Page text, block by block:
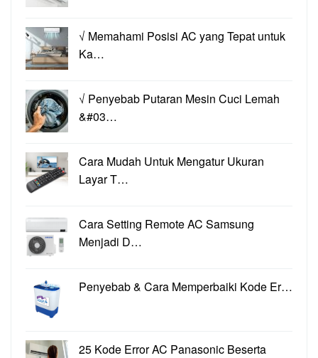
√ Memahami Posisi AC yang Tepat untuk
Ka…
√ Penyebab Putaran Mesin Cuci Lemah
&#03…
Cara Mudah Untuk Mengatur Ukuran
Layar T…
Cara Setting Remote AC Samsung
Menjadi D…
Penyebab & Cara Memperbaiki Kode Er…
25 Kode Error AC Panasonic Beserta